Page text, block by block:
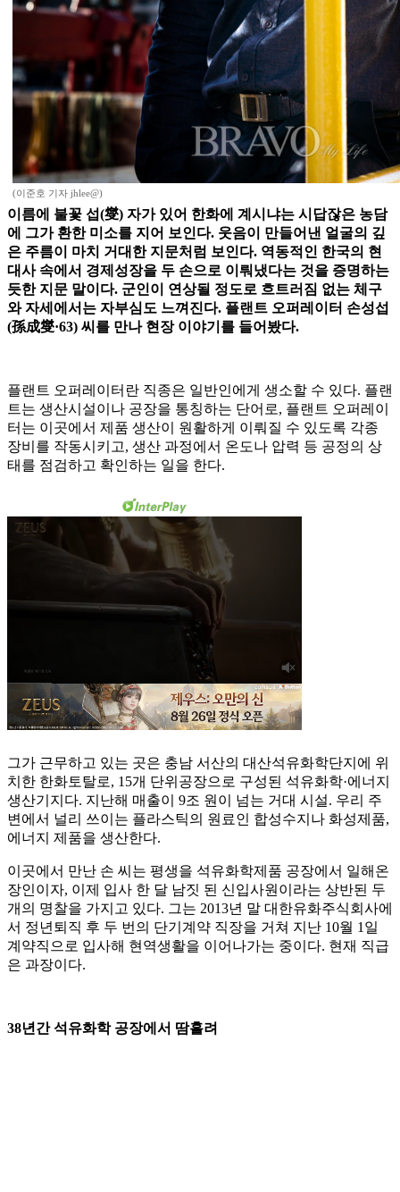
(이준호 기자 jhlee@)
이름에 불꽃 섭(燮) 자가 있어 한화에 계시냐는 시답잖은 농담
에 그가 환한 미소를 지어 보인다. 웃음이 만들어낸 얼굴의 깊
은 주름이 마치 거대한 지문처럼 보인다. 역동적인 한국의 현
대사 속에서 경제성장을 두 손으로 이뤄냈다는 것을 증명하는
듯한 지문 말이다. 군인이 연상될 정도로 흐트러짐 없는 체구
와 자세에서는 자부심도 느껴진다. 플랜트 오퍼레이터 손성섭
(孫成燮·63) 씨를 만나 현장 이야기를 들어봤다.
플랜트 오퍼레이터란 직종은 일반인에게 생소할 수 있다. 플랜
트는 생산시설이나 공장을 통칭하는 단어로, 플랜트 오퍼레이
터는 이곳에서 제품 생산이 원활하게 이뤄질 수 있도록 각종
장비를 작동시키고, 생산 과정에서 온도나 압력 등 공정의 상
태를 점검하고 확인하는 일을 한다.
그가 근무하고 있는 곳은 충남 서산의 대산석유화학단지에 위
치한 한화토탈로, 15개 단위공장으로 구성된 석유화학·에너지
생산기지다. 지난해 매출이 9조 원이 넘는 거대 시설. 우리 주
변에서 널리 쓰이는 플라스틱의 원료인 합성수지나 화성제품,
에너지 제품을 생산한다.
이곳에서 만난 손 씨는 평생을 석유화학제품 공장에서 일해온
장인이자, 이제 입사 한 달 남짓 된 신입사원이라는 상반된 두
개의 명찰을 가지고 있다. 그는 2013년 말 대한유화주식회사에
서 정년퇴직 후 두 번의 단기계약 직장을 거쳐 지난 10월 1일
계약직으로 입사해 현역생활을 이어나가는 중이다. 현재 직급
은 과장이다.
38년간 석유화학 공장에서 땀흘려